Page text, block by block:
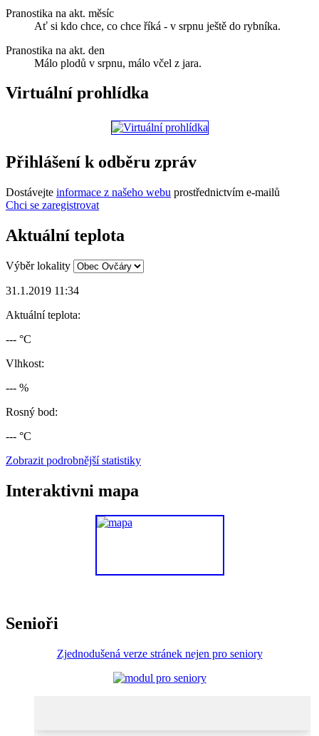
Pranostika na akt. měsíc
Ať si kdo chce, co chce říká - v srpnu ještě do rybníka.
Pranostika na akt. den
Málo plodů v srpnu, málo včel z jara.
Virtuální prohlídka
Přihlášení k odběru zpráv
Dostávejte informace z našeho webu prostřednictvím e-mailů
Chci se zaregistrovat
Aktuální teplota
Výběr lokality
31.1.2019 11:34
Aktuální teplota:
--- °C
Vlhkost:
--- %
Rosný bod:
--- °C
Zobrazit podrobnější statistiky
Interaktivni mapa
Senioři
Zjednodušená verze stránek nejen pro seniory